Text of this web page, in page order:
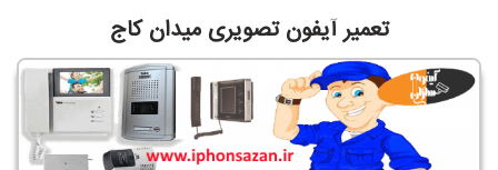
تعمیر آیفون تصویری میدان کاج